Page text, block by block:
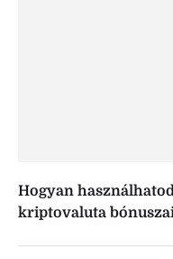
Hogyan
kriptovaluta